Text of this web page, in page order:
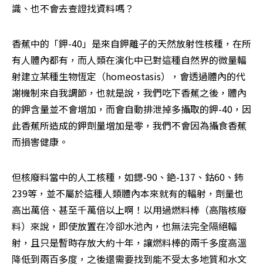
識、也不會去查證找資料嗎？
香蕉中的「鉀-40」是來自鉀離子的天然放射性核種，在所
有人體內都有，而人類在演化中已對這種自然界的微量輻
射建立某種生物恆定（homeostasis），會透過體內的代
謝機制來自我調節，也就是說，我們吃下香蕉之後，體內
的鉀含量並不會增加，而會自動排泄掉多攝取的鉀-40，因
此香蕉所造成的鉀劑量增加是零，我們不會因為攝食香蕉
而損害健康。
但核廢料當中的人工核種，如鍶-90、銫-137、鈷60、鈽
239等，並不屬於這種人類體內本來就有的輻射，劑量也
高出萬倍、甚至千萬倍以上啊！以用過燃料棒（高階核廢
料）來說，即使放置在冷卻水池內，也無法完全隔絕輻
射，且只是暫時存放大約十年，讓燃料棒的兩千多度高溫
降低到兩百多度，之後還需要找到能不受太多地質和水文